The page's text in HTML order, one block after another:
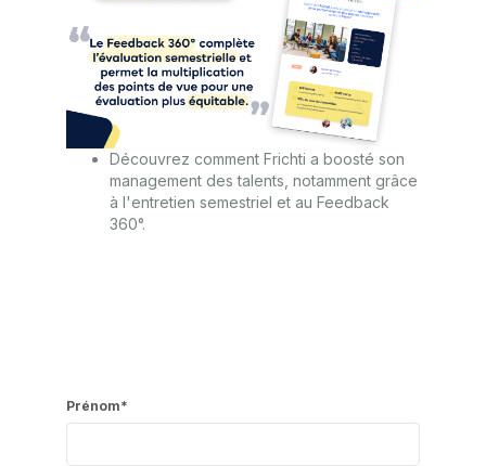
Découvrez comment Frichti a boosté son
management des talents, notamment grâce
à l'entretien semestriel et au Feedback
360°.
Prénom*